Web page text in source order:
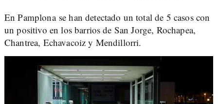
En Pamplona se han detectado un total de 5 casos con
un positivo en los barrios de San Jorge, Rochapea,
Chantrea, Echavacoiz y Mendillorri.